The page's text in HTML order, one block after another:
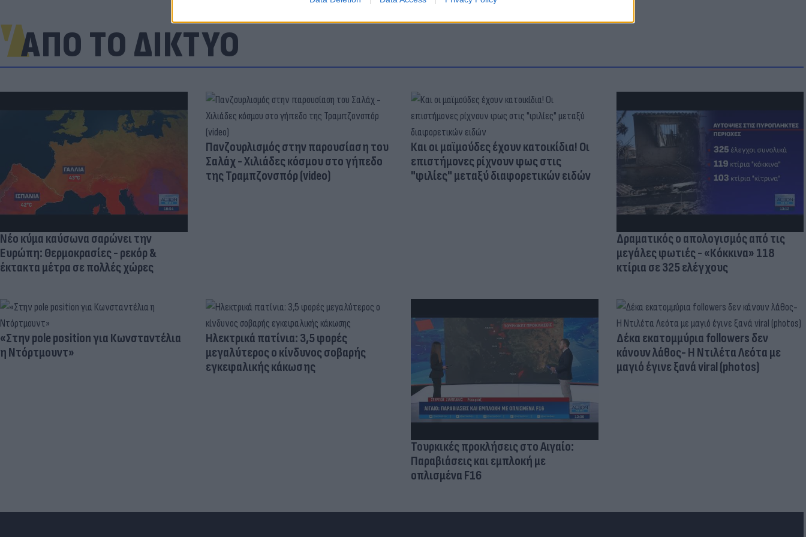
ΑΠΟ ΤΟ ΔΙΚΤΥΟ
Νέο κύμα καύσωνα σαρώνει την
Ευρώπη: Θερμοκρασίες - ρεκόρ &
έκτακτα μέτρα σε πολλές χώρες
Πανζουρλισμός στην παρουσίαση του
Σαλάχ - Χιλιάδες κόσμου στο γήπεδο
της Τραμπζονσπόρ (video)
Και οι μαϊμούδες έχουν κατοικίδια! Οι
επιστήμονες ρίχνουν φως στις
"φιλίες" μεταξύ διαφορετικών ειδών
Δραματικός ο απολογισμός από τις
μεγάλες φωτιές - «Κόκκινα» 118
κτίρια σε 325 ελέγχους
«Στην pole position για Κωνσταντέλια
η Ντόρτμουντ»
Ηλεκτρικά πατίνια: 3,5 φορές
μεγαλύτερος ο κίνδυνος σοβαρής
εγκεφαλικής κάκωσης
Τουρκικές προκλήσεις στο Αιγαίο:
Παραβιάσεις και εμπλοκή με
οπλισμένα F16
Δέκα εκατομμύρια followers δεν
κάνουν λάθος- Η Ντιλέτα Λεότα με
μαγιό έγινε ξανά viral (photos)